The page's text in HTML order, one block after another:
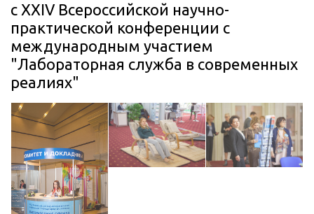
с XXIV Всероссийской научно-
практической конференции с
международным участием
"Лабораторная служба в современных
реалиях"